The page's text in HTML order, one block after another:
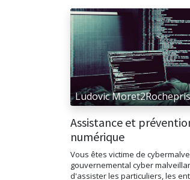
Ludovic
Assistance et
numérique
Vous êtes victime de
gouvernemental cyber
d'assister les particuliers, les